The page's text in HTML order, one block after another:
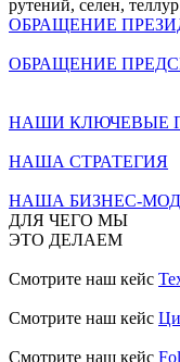
рутений, селен,
ОБРАЩЕНИЕ
ОБРАЩЕНИЕ
НАШИ КЛЮЧЕВЫЕ
НАША СТРАТЕГИЯ
НАША БИЗНЕС-
ДЛЯ ЧЕГО МЫ
ЭТО ДЕЛАЕМ
Смотрите наш кейс
Смотрите наш кейс
Смотрите наш кейс